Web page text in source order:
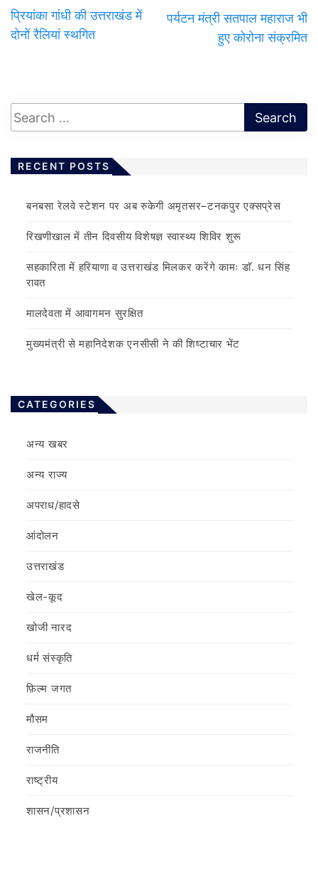
प्रियांका गांधी की उत्तराखंड में
दोनों रैलियां स्थगित
पर्यटन मंत्री सतपाल महाराज भी
हुए कोरोना संक्रमित
RECENT POSTS
बनबसा रेलवे स्टेशन पर अब रुकेगी अमृतसर–टनकपुर एक्सप्रेस
रिखणीखाल में तीन दिवसीय विशेषज्ञ स्वास्थ्य शिविर शुरू
सहकारिता में हरियाणा व उत्तराखंड मिलकर करेंगे कामः डाॅ. धन सिंह
रावत
मालदेवता में आवागमन सुरक्षित
मुख्यमंत्री से महानिदेशक एनसीसी ने की शिष्टाचार भेंट
CATEGORIES
अन्य खबर
अन्य राज्य
अपराध/हादसे
आंदोलन
उत्तराखंड
खेल-कूद
खोजी नारद
धर्म संस्कृति
फ़िल्‍म जगत
मौसम
राजनीति
राष्ट्रीय
शासन/प्रशासन